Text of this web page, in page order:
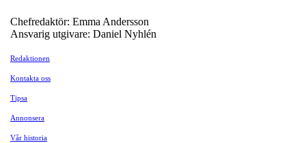
Chefredaktör: Emma Andersson
Ansvarig utgivare: Daniel Nyhlén
Redaktionen
Kontakta oss
Tipsa
Annonsera
Vår historia